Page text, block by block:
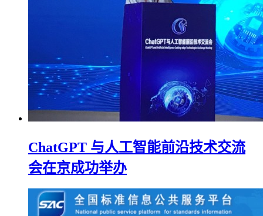
ChatGPT 与人工智能前沿技术交流
会在京成功举办